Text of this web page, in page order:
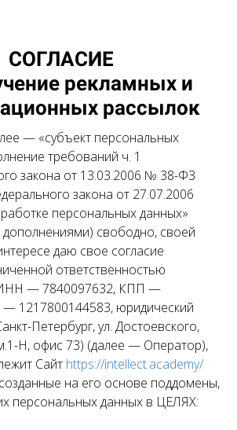
СОГЛАСИЕ
рекламных и
рассылок
— «субъект персональных
требований ч. 1
закона от 13.03.2006 № 38-ФЗ
закона от 27.07.2006
персональных данных»
свободно, своей
даю свое согласие
ответственностью
— 7840097632, КПП —
1217800144583, юридический
Петербург, ул. Достоевского,
Н, офис 73) (далее — Оператор),
Сайт https://intellect.academy/
на его основе поддомены,
персональных данных в ЦЕЛЯХ: